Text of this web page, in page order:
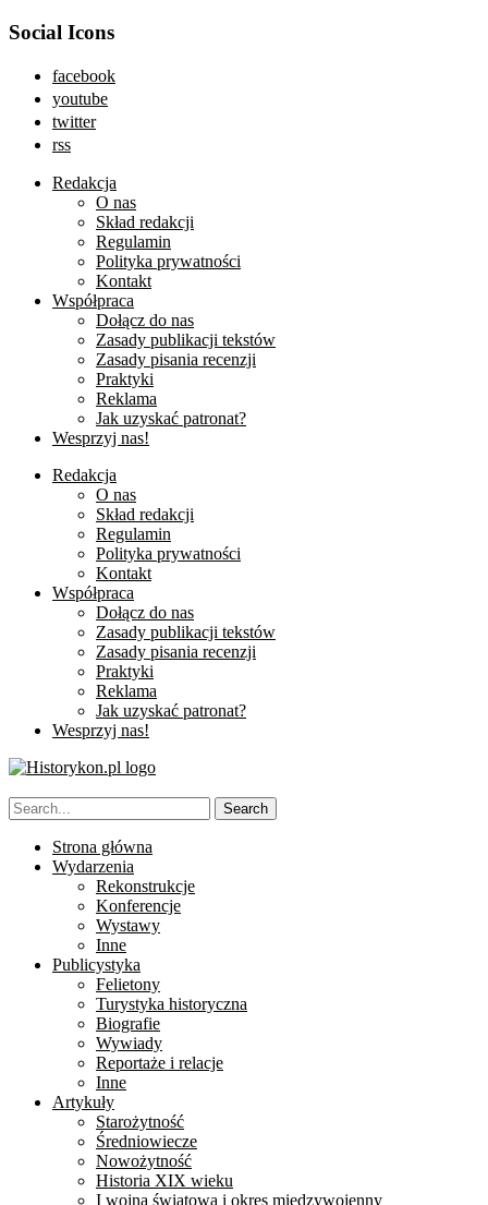
Social Icons
facebook
youtube
twitter
rss
Redakcja
O nas
Skład redakcji
Regulamin
Polityka prywatności
Kontakt
Współpraca
Dołącz do nas
Zasady publikacji tekstów
Zasady pisania recenzji
Praktyki
Reklama
Jak uzyskać patronat?
Wesprzyj nas!
Redakcja
O nas
Skład redakcji
Regulamin
Polityka prywatności
Kontakt
Współpraca
Dołącz do nas
Zasady publikacji tekstów
Zasady pisania recenzji
Praktyki
Reklama
Jak uzyskać patronat?
Wesprzyj nas!
Strona główna
Wydarzenia
Rekonstrukcje
Konferencje
Wystawy
Inne
Publicystyka
Felietony
Turystyka historyczna
Biografie
Wywiady
Reportaże i relacje
Inne
Artykuły
Starożytność
Średniowiecze
Nowożytność
Historia XIX wieku
I wojna światowa i okres międzywojenny